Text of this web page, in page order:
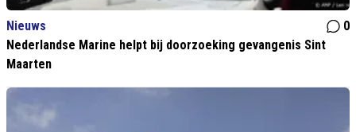
Nieuws
0
Nederlandse Marine helpt bij doorzoeking gevangenis Sint
Maarten